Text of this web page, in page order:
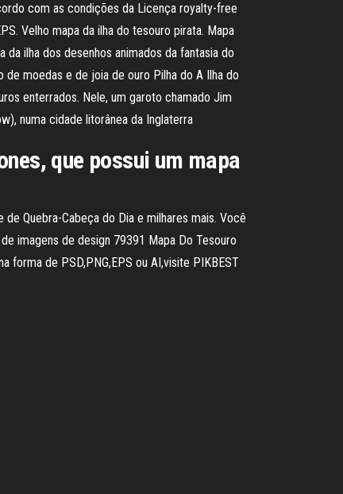
com as condições da Licença royalty-free
Velho mapa da ilha do tesouro pirata. Mapa
ilha dos desenhos animados da fantasia do
moedas e de joia de ouro Pilha do A Ilha do
enterrados. Nele, um garoto chamado Jim
numa cidade litorânea da Inglaterra
que possui um mapa
Quebra-Cabeça do Dia e milhares mais. Você
imagens de design 79391 Mapa Do Tesouro
forma de PSD,PNG,EPS ou AI,visite PIKBEST